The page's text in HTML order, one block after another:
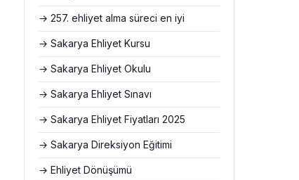
→ 257. ehliyet alma süreci en iyi
→ Sakarya Ehliyet Kursu
→ Sakarya Ehliyet Okulu
→ Sakarya Ehliyet Sınavı
→ Sakarya Ehliyet Fiyatları 2025
→ Sakarya Direksiyon Eğitimi
→ Ehliyet Dönüşümü